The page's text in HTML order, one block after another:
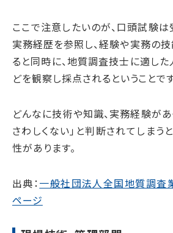
ここで注意したいのが、口頭試験
実務経歴を参照し、経験や実務の
ると同時に、地質調査技士に適し
どを観察し採点されるということです
どんなに技術や知識、実務経験があ
さわしくない」と判断されてしまう
性があります。
出典：一般社団法人全国地質調査
ページ